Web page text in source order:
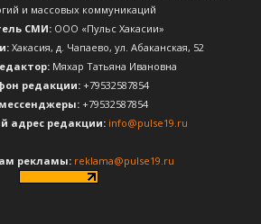
и массовых коммуникаций
СМИ: ООО «Пульс Хакасии»
Хакасия, д. Чапаево, ул. Абаканская, 52
Мяхар Татьяна Ивановна
редакции:+79532587854
+79532587854
адрес редакции: info@pulse19.ru
рекламы: reklama@pulse19.ru